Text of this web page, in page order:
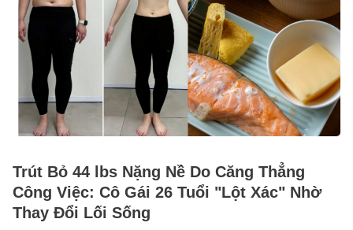
Trút Bỏ 44 lbs Nặng Nề Do Căng Thẳng
Công Việc: Cô Gái 26 Tuổi "Lột Xác" Nhờ
Thay Đổi Lối Sống